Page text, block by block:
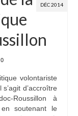
DÉC 2014
volontariste
d’accroître
Roussillon à
soutenant le